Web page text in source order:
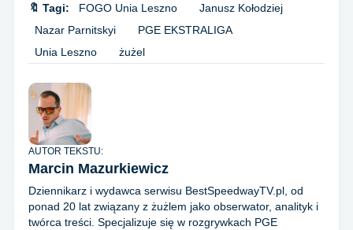
🔖 Tagi: FOGO Unia Leszno
Janusz Kołodziej
Nazar Parnitskyi
PGE EKSTRALIGA
Unia Leszno
żużel
AUTOR TEKSTU:
Marcin Mazurkiewicz
Dziennikarz i wydawca serwisu BestSpeedwayTV.pl, od
ponad 20 lat związany z żużlem jako obserwator, analityk i
twórca treści. Specjalizuje się w rozgrywkach PGE